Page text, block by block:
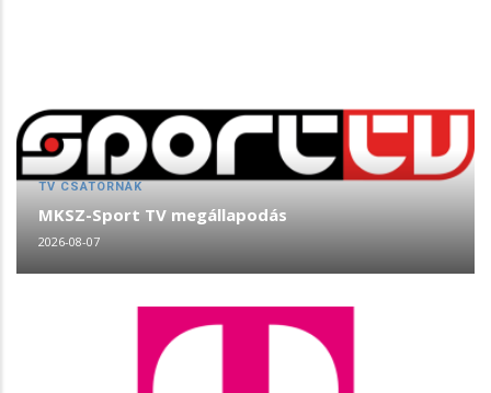
TV CSATORNÁK
MKSZ-Sport TV megállapodás
2026-08-07